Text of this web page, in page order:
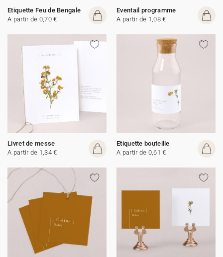
Etiquette Feu de Bengale
A partir de 0,70 €
Eventail programme
A partir de 1,08 €
Livret de messe
A partir de 1,34 €
Etiquette bouteille
A partir de 0,61 €